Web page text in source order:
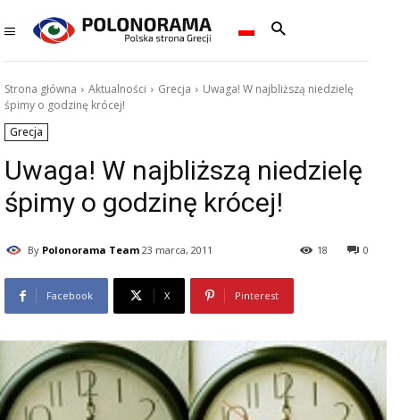
Strona główna Aktualności Grecja
Uwaga! W najbliższą niedzielę
śpimy o godzinę krócej!
Grecja
Uwaga! W najbliższą niedzielę
śpimy o godzinę krócej!
By Polonorama Team 23 marca, 2011 0
18
Facebook X Pinterest